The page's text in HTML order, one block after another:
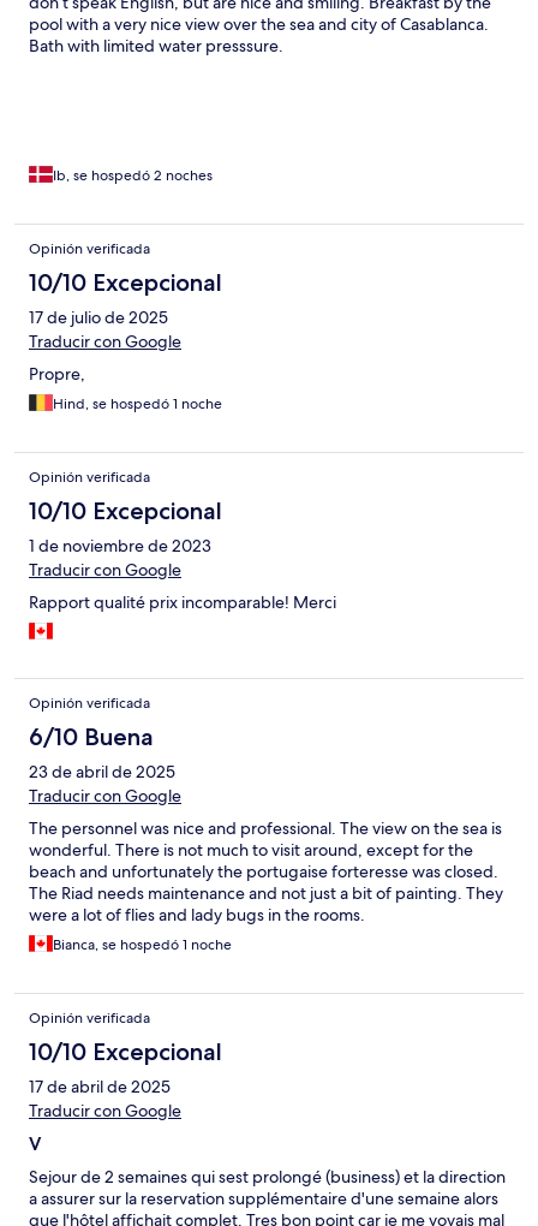
pool with a very nice view over the sea and city of Casablanca.
Bath with limited water presssure.
Ib, se hospedó 2 noches
Opinión verificada
10/10 Excepcional
17 de julio de 2025
Traducir con Google
Propre,
Hind, se hospedó 1 noche
Opinión verificada
10/10 Excepcional
1 de noviembre de 2023
Traducir con Google
Rapport qualité prix incomparable! Merci
Opinión verificada
6/10 Buena
23 de abril de 2025
Traducir con Google
The personnel was nice and professional. The view on the sea is
wonderful. There is not much to visit around, except for the
beach and unfortunately the portugaise forteresse was closed.
The Riad needs maintenance and not just a bit of painting. They
were a lot of flies and lady bugs in the rooms.
Bianca, se hospedó 1 noche
Opinión verificada
10/10 Excepcional
17 de abril de 2025
Traducir con Google
V
Sejour de 2 semaines qui sest prolongé (business) et la direction
a assurer sur la reservation supplémentaire d'une semaine alors
que l'hôtel affichait complet. Tres bon point car je me voyais mal